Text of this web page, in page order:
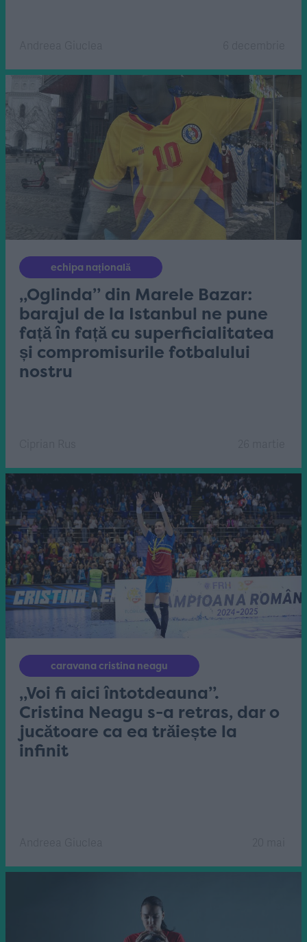
echipa națională
„Oglinda” din Marele Bazar:
barajul de la Istanbul ne pune
față în față cu superficialitatea
și compromisurile fotbalului
nostru
caravana cristina neagu
„Voi fi aici întotdeauna”.
Cristina Neagu s-a retras, dar o
jucătoare ca ea trăiește la
infinit